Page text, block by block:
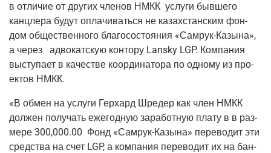
в отли­чие от дру­гих чле­нов НМКК услу­ги быв­ше­го
канц­ле­ра будут опла­чи­вать­ся не казах­стан­ским фон­
дом обще­ствен­но­го бла­го­со­сто­я­ния «Самрук-Казы­на»,
а через адво­кат­скую кон­то­ру Lansky LGP. Ком­па­ния
высту­па­ет в каче­стве коор­ди­на­то­ра по одно­му из про­
ек­тов НМКК.
«В обмен на услу­ги Гер­хард Шре­дер как член НМКК
дол­жен полу­чать еже­год­ную зара­бот­ную пла­ту в в раз­
ме­ре 300,000.00 Фонд «Самрук-Казы­на» пере­во­дит эти
сред­ства на счет LGP, а ком­па­ния пере­во­дит их на бан­